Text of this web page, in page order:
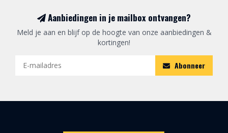
Aanbiedingen in je mailbox ontvangen?
Meld je aan en blijf op de hoogte van onze aanbiedingen &
kortingen!
Abonneer